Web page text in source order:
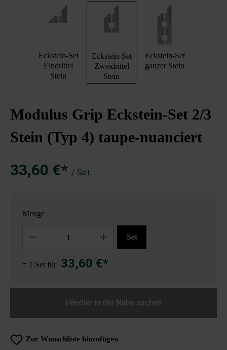
Eckstein-Set
Eindrittel
Stein
Eckstein-Set
Zweidrittel
Stein
Eckstein-Set
ganzer Stein
Modulus Grip Eckstein-Set 2/3
Stein (Typ 4) taupe-nuanciert
33,60 €* / Set
Menge
Set
= 1 Set für 33,60 €*
Händler in der Nähe suchen
Zur Wunschliste hinzufügen